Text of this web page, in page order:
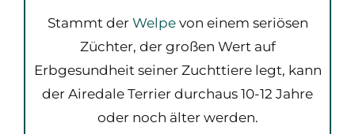
Stammt der Welpevon einem seriösen
Züchter, der großen Wert auf
Erbgesundheit seiner Zuchttiere legt, kann
der Airedale Terrier durchaus 10-12 Jahre
oder noch älter werden.